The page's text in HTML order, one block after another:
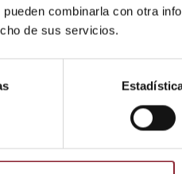
combinarla con otra
de sus servicios.
compraron: